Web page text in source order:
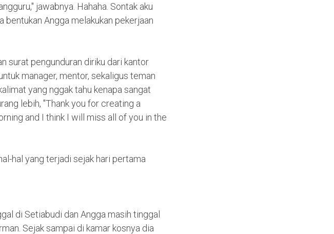
jawabnya. Hahaha. Sontak aku
bentukan Angga melakukan pekerjaan
surat pengunduran diriku dari kantor
manager, mentor, sekaligus teman
yang nggak tahu kenapa sangat
lebih, "Thank you for creating a
and I think I will miss all of you in the
hal yang terjadi sejak hari pertama
di Setiabudi dan Angga masih tinggal
Sejak sampai di kamar kosnya dia